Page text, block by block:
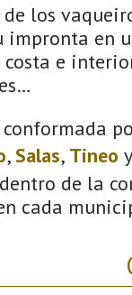
de los
impronta en
e
,Salas, Tineo y
de la
cada